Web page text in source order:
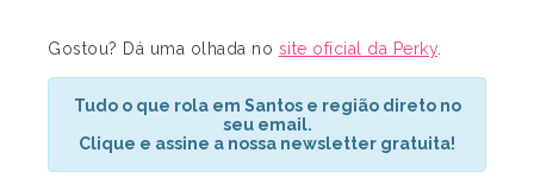
Gostou? Dá uma olhada no site oficial da Perky.
Tudo o que rola em Santos e região direto no
seu email.
Clique e assine a nossa newsletter gratuita!